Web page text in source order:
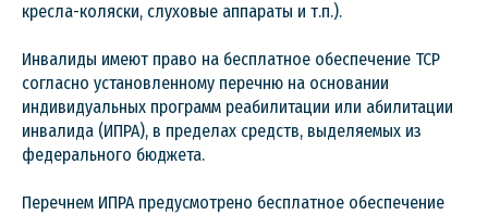
кресла-коляски, слуховые аппараты и т.п.).
Инвалиды имеют право на бесплатное обеспечение ТСР
согласно установленному перечню на основании
индивидуальных программ реабилитации или абилитации
инвалида (ИПРА), в пределах средств, выделяемых из
федерального бюджета.
Перечнем ИПРА предусмотрено бесплатное обеспечение